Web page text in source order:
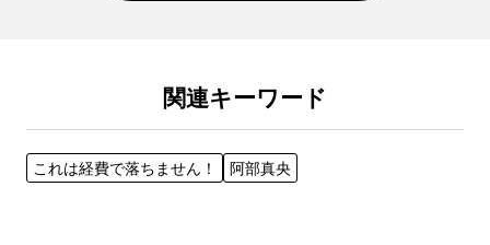
関連キーワード
これは経費で落ちません！ 阿部真央